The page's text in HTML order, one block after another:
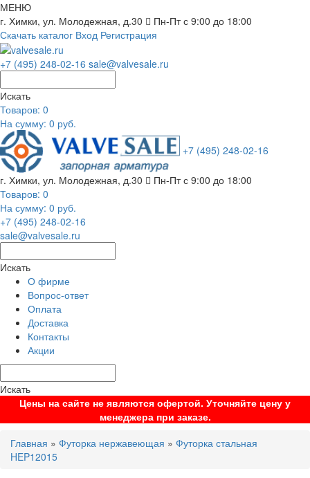
МЕНЮ
г. Химки, ул. Молодежная, д.30
Пн-Пт с 9:00 до 18:00
Скачать каталог Вход Регистрация
+7 (495) 248-02-16 sale@valvesale.ru
Искать
Товаров: 0
На сумму: 0 руб.
+7 (495) 248-02-16
г. Химки, ул. Молодежная, д.30
Пн-Пт с 9:00 до 18:00
Товаров: 0
На сумму: 0 руб.
+7 (495) 248-02-16
sale@valvesale.ru
Искать
О фирме
Вопрос-ответ
Оплата
Доставка
Контакты
Акции
Искать
Цены на сайте не являются офертой. Уточняйте цену у
менеджера при заказе.
Главная » Футорка нержавеющая » Футорка стальная
HEP12015